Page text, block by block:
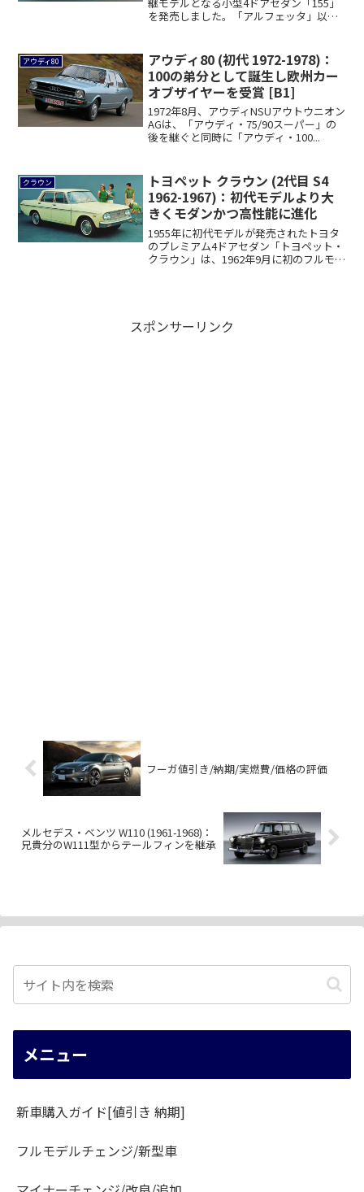
を発売しました。「アルフェッタ」以来
アウディ80
アウディ80 (初代 1972-1978)：
100の弟分として誕生し欧州カー
オブザイヤーを受賞 [B1]
1972年8月、アウディNSUアウトウニオン
AGは、「アウディ・75/90スーパー」の
後を継ぐと同時に「アウディ・100...
クラウン
トヨペット クラウン (2代目 S4
1962-1967)：初代モデルより大
きくモダンかつ高性能に進化
1955年に初代モデルが発売されたトヨタ
のプレミアム4ドアセダン「トヨペット・
クラウン」は、1962年9月に初のフルモ
スポンサーリンク
フーガ値引き/納期/実燃費/価格の評価
メルセデス・ベンツ W110 (1961-1968)：
兄貴分のW111型からテールフィンを継承
メニュー
新車購入ガイド[値引き 納期]
フルモデルチェンジ/新型車